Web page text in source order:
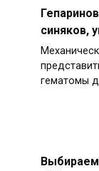
синяков,
гематомы